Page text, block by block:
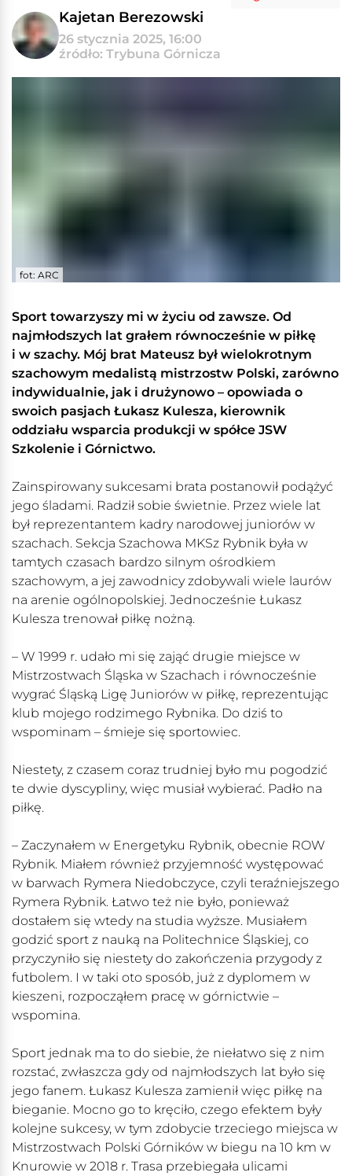
Kajetan Berezowski
26 stycznia 2025, 16:00
źródło: Trybuna Górnicza
fot: ARC
Sport towarzyszy mi w życiu od zawsze. Od
najmłodszych lat grałem równocześnie w piłkę
i w szachy. Mój brat Mateusz był wielokrotnym
szachowym medalistą mistrzostw Polski, zarówno
indywidualnie, jak i drużynowo – opowiada o
swoich pasjach Łukasz Kulesza, kierownik
oddziału wsparcia produkcji w spółce JSW
Szkolenie i Górnictwo.
Zainspirowany sukcesami brata postanowił podążyć
jego śladami. Radził sobie świetnie. Przez wiele lat
był reprezentantem kadry narodowej juniorów w
szachach. Sekcja Szachowa MKSz Rybnik była w
tamtych czasach bardzo silnym ośrodkiem
szachowym, a jej zawodnicy zdobywali wiele laurów
na arenie ogólnopolskiej. Jednocześnie Łukasz
Kulesza trenował piłkę nożną.
– W 1999 r. udało mi się zająć drugie miejsce w
Mistrzostwach Śląska w Szachach i równocześnie
wygrać Śląską Ligę Juniorów w piłkę, reprezentując
klub mojego rodzimego Rybnika. Do dziś to
wspominam – śmieje się sportowiec.
Niestety, z czasem coraz trudniej było mu pogodzić
te dwie dyscypliny, więc musiał wybierać. Padło na
piłkę.
– Zaczynałem w Energetyku Rybnik, obecnie ROW
Rybnik. Miałem również przyjemność występować
w barwach Rymera Niedobczyce, czyli teraźniejszego
Rymera Rybnik. Łatwo też nie było, ponieważ
dostałem się wtedy na studia wyższe. Musiałem
godzić sport z nauką na Politechnice Śląskiej, co
przyczyniło się niestety do zakończenia przygody z
futbolem. I w taki oto sposób, już z dyplomem w
kieszeni, rozpocząłem pracę w górnictwie –
wspomina.
Sport jednak ma to do siebie, że niełatwo się z nim
rozstać, zwłaszcza gdy od najmłodszych lat było się
jego fanem. Łukasz Kulesza zamienił więc piłkę na
bieganie. Mocno go to kręciło, czego efektem były
kolejne sukcesy, w tym zdobycie trzeciego miejsca w
Mistrzostwach Polski Górników w biegu na 10 km w
Knurowie w 2018 r. Trasa przebiegała ulicami